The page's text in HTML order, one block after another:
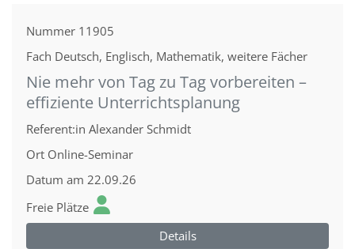
Nummer 11905
Fach Deutsch, Englisch, Mathematik, weitere Fächer
Nie mehr von Tag zu Tag vorbereiten –
effiziente Unterrichtsplanung
Referent:in Alexander Schmidt
Ort Online-Seminar
Datum am 22.09.26
Freie Plätze
Details